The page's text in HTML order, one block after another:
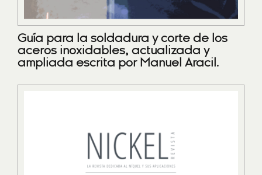
Guía para la soldadura y corte de los
aceros inoxidables, actualizada y
ampliada escrita por Manuel Aracil.